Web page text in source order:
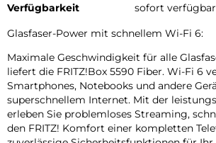
Verfügbarkeit
sofort verfügbar
Glasfaser-Power mit schnellem Wi-Fi 6:
Maximale Geschwindigkeit für alle
liefert die FRITZ!Box 5590 Fiber. Wi-Fi 6
Smartphones, Notebooks und andere
superschnellem Internet. Mit der
erleben Sie problemloses Streaming,
den FRITZ! Komfort einer kompletten